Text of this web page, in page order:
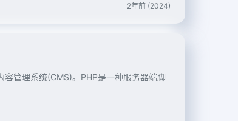
2年前 (2024)
管理系统(CMS)。PHP是一种服务器端脚